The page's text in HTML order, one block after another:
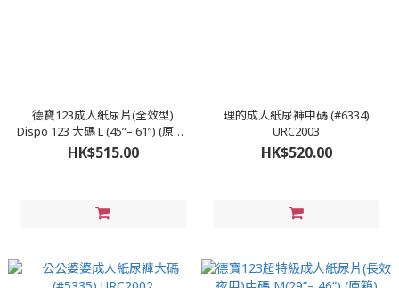
德寶123成人紙尿片(全效型)
Dispo 123 大碼 L (45”– 61”) (原箱)
DSC2003
HK$515.00
理的成人紙尿褲中碼 (#6334)
URC2003
HK$520.00